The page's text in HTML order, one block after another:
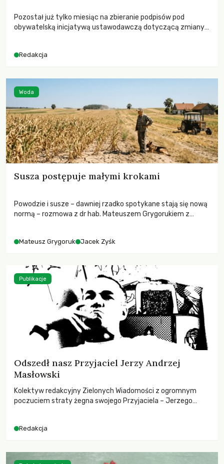
Pozostał już tylko miesiąc na zbieranie podpisów pod
obywatelską inicjatywą ustawodawczą dotyczącą zmiany
niezwykle korzystne rozwiązania dla przyrody i zwierząt,
funkcjonowania łowiectwa w Polsce.
Redakcja
Susza postępuje małymi krokami
Powodzie i susze – dawniej rzadko spotykane stają się nową
normą – rozmowa z dr hab. Mateuszem Grygorukiem z
Mateusz Grygoruk Jacek Zyśk
Woda
Odszedł nasz Przyjaciel Jerzy Andrzej
Masłowski
Kolektyw redakcyjny Zielonych Wiadomości z ogromnym
poczuciem straty żegna swojego Przyjaciela – Jerzego
Redakcja
Publikacje